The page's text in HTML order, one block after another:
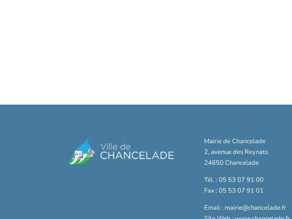
Mairie de Chancelade
2, avenue des Reynats
24650 Chancelade
Tél. : 05 53 07 91 00
Fax : 05 53 07 91 01
Email : mairie@chancelade.fr